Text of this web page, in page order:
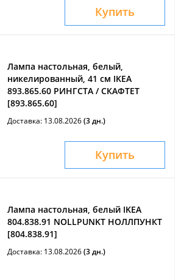
Купить
Лампа настольная, белый,
никелированный, 41 см IKEA
893.865.60 РИНГСТА / СКАФТЕТ
[893.865.60]
Доставка: 13.08.2026(3 дн.)
Купить
Лампа настольная, белый IKEA
804.838.91 NOLLPUNKT НОЛЛПУНКТ
[804.838.91]
Доставка: 13.08.2026(3 дн.)